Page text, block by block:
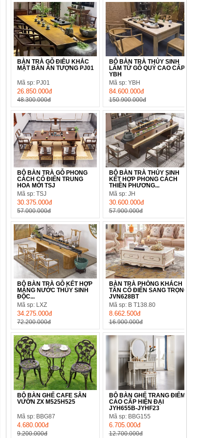
BÀN TRÀ GỖ ĐIÊU KHẮC
MẶT BÀN ẤN TƯỢNG PJ01
Mã sp: PJ01
26.850.000đ
48.300.000đ
BỘ BÀN TRÀ THỦY SINH
LÀM TỪ GỖ QUÝ CAO CẤP
YBH
Mã sp: YBH
84.600.000đ
150.900.000đ
BỘ BÀN TRÀ GỖ PHONG
CÁCH CỔ ĐIỂN TRUNG
HOA MỚI TSJ
Mã sp: TSJ
30.375.000đ
57.000.000đ
BỘ BÀN TRÀ THỦY SINH
KẾT HỢP PHONG CÁCH
THIỀN PHƯƠNG...
Mã sp: JH
30.600.000đ
57.900.000đ
BỘ BÀN TRÀ GỖ KẾT HỢP
MÁNG NƯỚC THỦY SINH
ĐỘC...
Mã sp: LXZ
34.275.000đ
72.200.000đ
BÀN TRÀ PHÒNG KHÁCH
TÂN CỔ ĐIỂN SANG TRỌNG
JVN628BT
Mã sp: B T138.80
8.662.500đ
16.900.000đ
BỘ BÀN GHẾ CAFE SÂN
VƯỜN ZX M525H525
Mã sp: BBG87
4.680.000đ
9.200.000đ
BỘ BÀN GHẾ TRANG ĐIỂM
CAO CẤP HIỆN ĐẠI
JYH655B-JYHF23
Mã sp: BBG155
6.705.000đ
12.700.000đ